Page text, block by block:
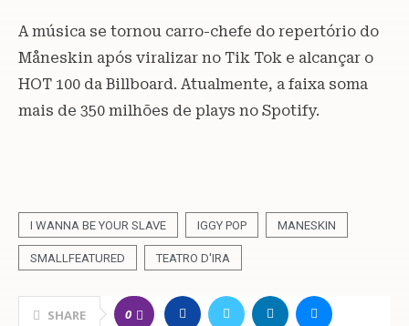
A música se tornou carro-chefe do repertório do
Måneskin após viralizar no Tik Tok e alcançar o
HOT 100 da Billboard. Atualmente, a faixa soma
mais de 350 milhões de plays no Spotify.
I WANNA BE YOUR SLAVE IGGY POP MANESKIN
SMALLFEATURED TEATRO D'IRA
SHARE 0